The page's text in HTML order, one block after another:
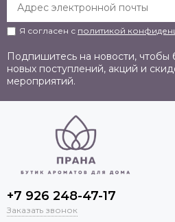
Я согласен с политикой
Подпишитесь на новости, чтобы
новых поступлений, акций и
мероприятий.
+7 926 248-47-17
Заказать звонок